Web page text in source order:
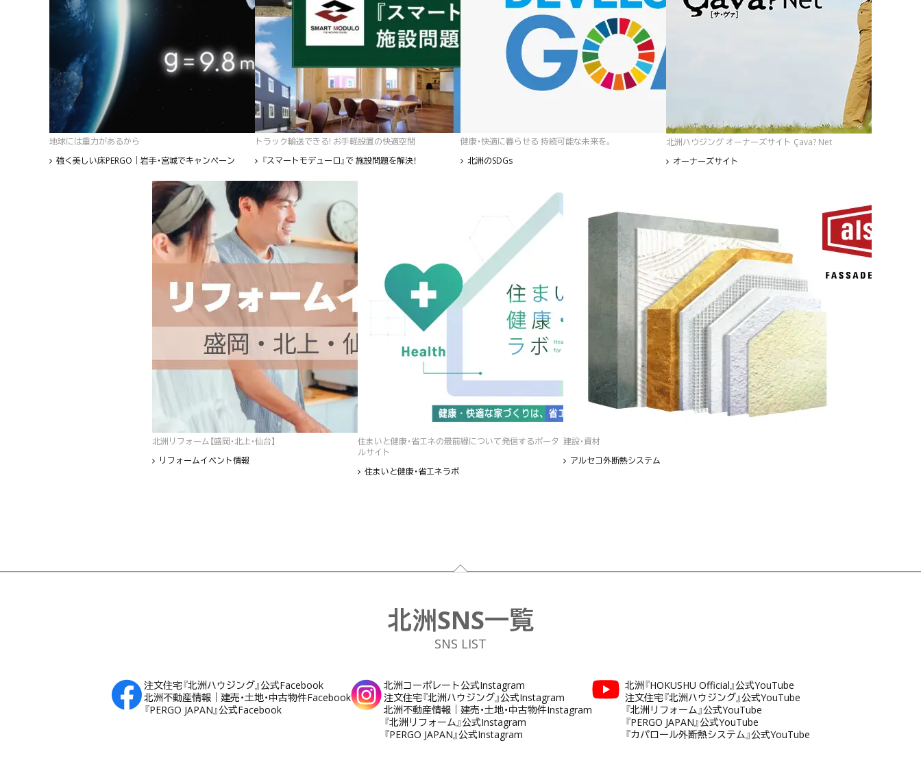
地球には重力があるから
強く美しい床PERGO｜岩手・宮城でキャンペーン
トラック輸送できる! お手軽設置の快適空間
『スマートモデューロ』で 施設問題を解決！
健康・快適に暮らせる 持続可能な未来を。
北洲のSDGs
北洲ハウジング オーナーズサイト Çava? Net
オーナーズサイト
北洲リフォーム【盛岡・北上・仙台】
リフォームイベント情報
住まいと健康・省エネの最前線について発信するポータ
ルサイト
住まいと健康・省エネラボ
建設・資材
アルセコ外断熱システム
フッター
北洲SNS一覧
SNS LIST
注文住宅『北洲ハウジング』公式Facebook
北洲不動産情報｜建売・土地・中古物件Facebook
『PERGO JAPAN』公式Facebook
北洲コーポレート公式Instagram
注文住宅『北洲ハウジング』公式Instagram
北洲不動産情報｜建売・土地・中古物件Instagram
『北洲リフォーム』公式Instagram
『PERGO JAPAN』公式Instagram
北洲『HOKUSHU Official』公式YouTube
注文住宅『北洲ハウジング』公式YouTube
『北洲リフォーム』公式YouTube
『PERGO JAPAN』公式YouTube
『カパロール外断熱システム』公式YouTube